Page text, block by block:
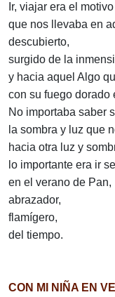
Ir, viajar era el
que nos llevaba en
descubierto,
surgido de la
y hacia aquel Algo
con su fuego dorado
No importaba saber
la sombra y luz que
hacia otra luz y
lo importante era ir
en el verano de Pan,
abrazador,
flamígero,
del tiempo.
CON MI NIÑA EN